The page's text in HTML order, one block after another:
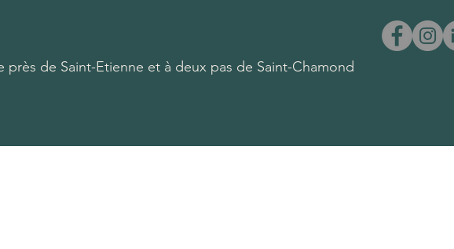
près de Saint-Etienne et à deux pas de Saint-Chamond